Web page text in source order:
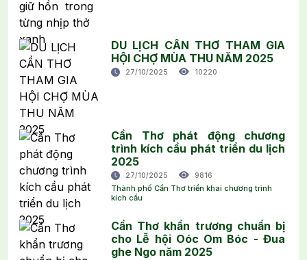
DU LỊCH CẦN THƠ THAM GIA
HỘI CHỢ MÙA THU NĂM 2025
27/10/2025 10220
Cần Thơ phát động chương
trình kích cầu phát triển du lịch
2025
27/10/2025 9816
Thành phố Cần Thơ triển khai chương trình
kích cầu
Cần Thơ khẩn trương chuẩn bị
cho Lễ hội Oóc Om Bóc - Đua
ghe Ngo năm 2025